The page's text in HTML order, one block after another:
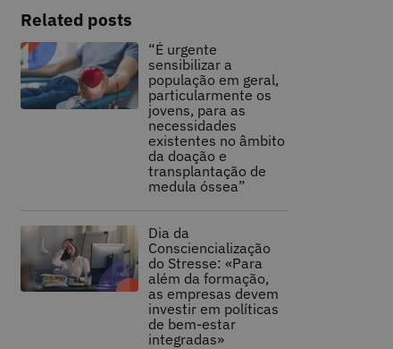
Related posts
“É urgente
sensibilizar a
população em geral,
particularmente os
jovens, para as
necessidades
existentes no âmbito
da doação e
transplantação de
medula óssea”
Dia da
Consciencialização
do Stresse: «Para
além da formação,
as empresas devem
investir em políticas
de bem-estar
integradas»